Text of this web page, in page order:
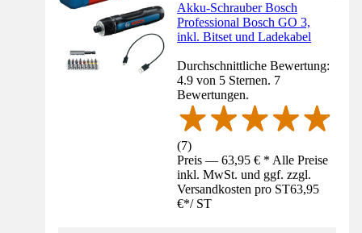
Akku-Schrauber Bosch
Professional Bosch GO 3,
inkl. Bitset und Ladekabel
Durchschnittliche Bewertung:
4.9 von 5 Sternen. 7
Bewertungen.
(7)
Preis — 63,95 € * Alle Preise
inkl. MwSt. und ggf. zzgl.
Versandkosten pro ST63,95
€*/ ST